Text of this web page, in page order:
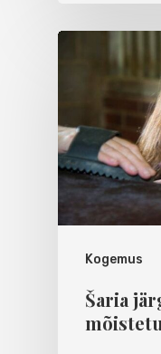
Kogemus
Šaria